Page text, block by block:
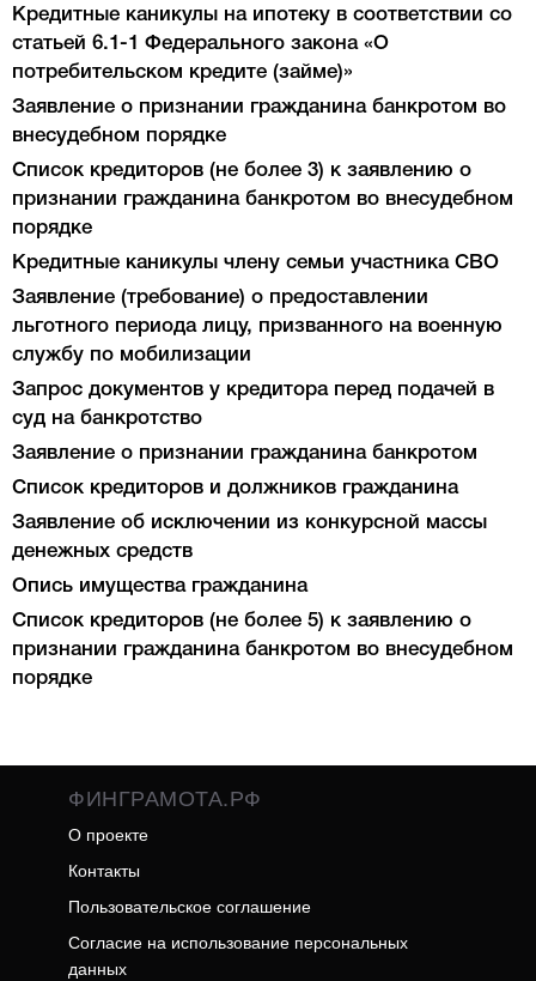
Кредитные каникулы на ипотеку в соответствии со
статьей 6.1-1 Федерального закона «О
потребительском кредите (займе)»
Заявление о признании гражданина банкротом во
внесудебном порядке
Список кредиторов (не более 3) к заявлению о
признании гражданина банкротом во внесудебном
порядке
Кредитные каникулы члену семьи участника СВО
Заявление (требование) о предоставлении
льготного периода лицу, призванного на военную
службу по мобилизации
Запрос документов у кредитора перед подачей в
суд на банкротство
Заявление о признании гражданина банкротом
Список кредиторов и должников гражданина
Заявление об исключении из конкурсной массы
денежных средств
Опись имущества гражданина
Список кредиторов (не более 5) к заявлению о
признании гражданина банкротом во внесудебном
порядке
ФИНГРАМОТА.РФ
О проекте
Контакты
Пользовательское соглашение
Согласие на использование персональных
данных